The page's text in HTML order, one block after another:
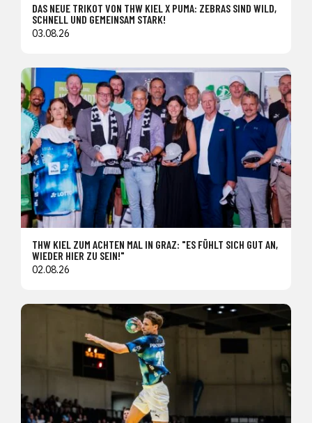
DAS NEUE TRIKOT VON THW KIEL X PUMA: ZEBRAS SIND WILD,
SCHNELL UND GEMEINSAM STARK!
03.08.26
THW KIEL ZUM ACHTEN MAL IN GRAZ: "ES FÜHLT SICH GUT AN,
WIEDER HIER ZU SEIN!"
02.08.26